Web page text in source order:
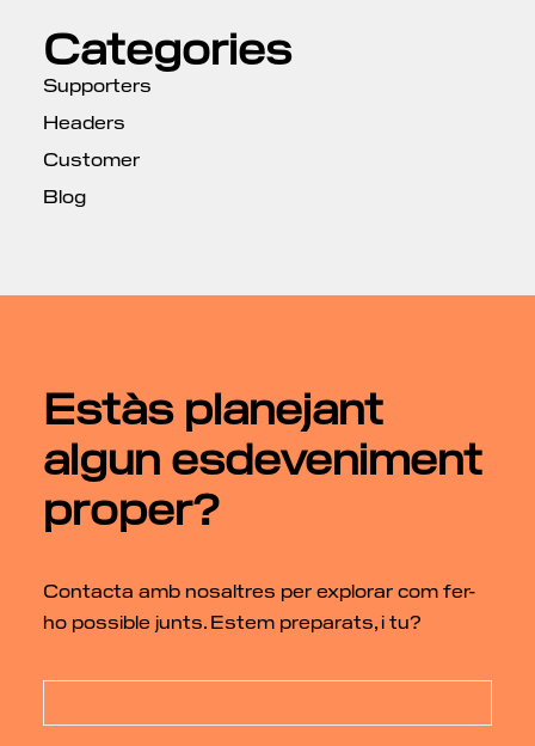
Categories
Supporters
Headers
Customer
Blog
Estàs planejant
algun esdeveniment
proper?
Contacta amb nosaltres per explorar com fer-
ho possible junts. Estem preparats, i tu?